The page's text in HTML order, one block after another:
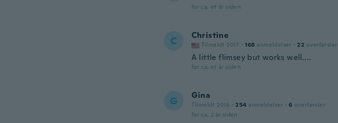
for ca. et år siden
C Christine
Tilmeldt 2017 · 168 anmeldelser · 22 overførsler
A little flimsey but works well....
for ca. et år siden
G Gina
Tilmeldt 2016 · 254 anmeldelser · 6 overførsler
for ca. 2 år siden